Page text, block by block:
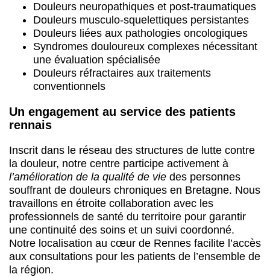
Douleurs neuropathiques et post-traumatiques
Douleurs musculo-squelettiques persistantes
Douleurs liées aux pathologies oncologiques
Syndromes douloureux complexes nécessitant
une évaluation spécialisée
Douleurs réfractaires aux traitements
conventionnels
Un engagement au service des patients
rennais
Inscrit dans le réseau des structures de lutte contre
la douleur, notre centre participe activement à
l’amélioration de la qualité de vie des personnes
souffrant de douleurs chroniques en Bretagne. Nous
travaillons en étroite collaboration avec les
professionnels de santé du territoire pour garantir
une continuité des soins et un suivi coordonné.
Notre localisation au cœur de Rennes facilite l’accès
aux consultations pour les patients de l’ensemble de
la région.